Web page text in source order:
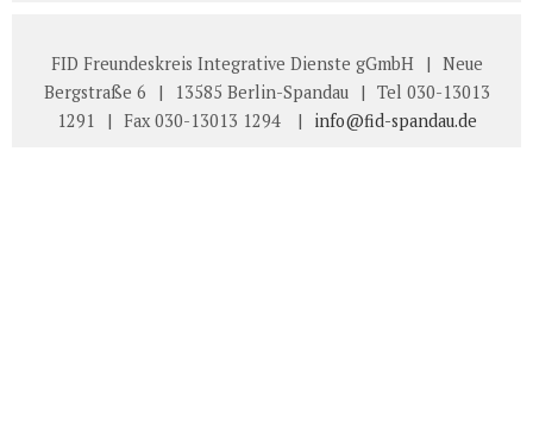
FID Freundeskreis Integrative Dienste gGmbH | Neue
Bergstraße 6
| 13585 Berlin-Spandau | Tel 030-13013
1291
| Fax 030-13013 1294 | info@fid-spandau.de